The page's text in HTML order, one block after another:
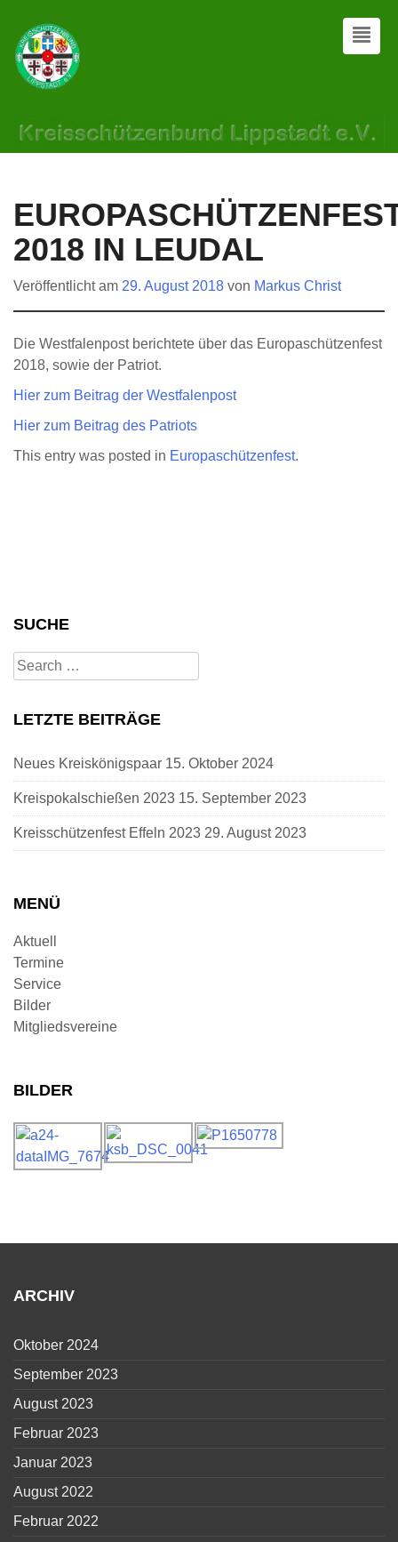
2018 IN LEUDAL
Veröffentlicht am 29. August 2018 von Markus Christ
Die Westfalenpost berichtete über das Europaschützenfest
2018, sowie der Patriot.
Hier zum Beitrag der Westfalenpost
Hier zum Beitrag des Patriots
This entry was posted in Europaschützenfest.
SUCHE
Search
for:
LETZTE BEITRÄGE
Neues Kreiskönigspaar 15. Oktober 2024
Kreispokalschießen 2023 15. September 2023
Kreisschützenfest Effeln 2023 29. August 2023
MENÜ
Aktuell
Termine
Service
Bilder
Mitgliedsvereine
BILDER
ARCHIV
Oktober 2024
September 2023
August 2023
Februar 2023
Januar 2023
August 2022
Februar 2022